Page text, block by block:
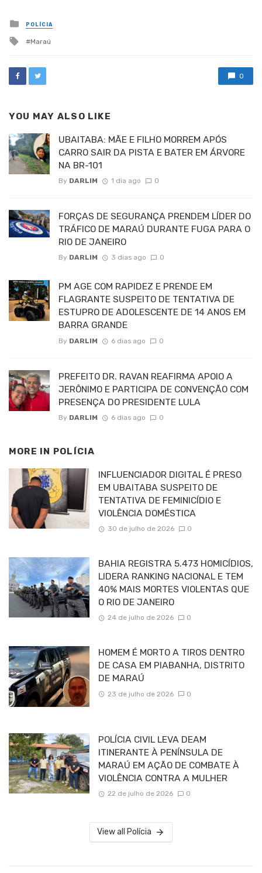
Posted
in
POLÍCIA
Tagged
Maraú
0
YOU MAY ALSO LIKE
UBAITABA: MÃE E FILHO MORREM APÓS
CARRO SAIR DA PISTA E BATER EM ÁRVORE
NA BR-101
By DARLIM 1 dia ago 0
FORÇAS DE SEGURANÇA PRENDEM LÍDER DO
TRÁFICO DE MARAÚ DURANTE FUGA PARA O
RIO DE JANEIRO
By DARLIM 3 dias ago 0
PM AGE COM RAPIDEZ E PRENDE EM
FLAGRANTE SUSPEITO DE TENTATIVA DE
ESTUPRO DE ADOLESCENTE DE 14 ANOS EM
BARRA GRANDE
By DARLIM 6 dias ago 0
PREFEITO DR. RAVAN REAFIRMA APOIO A
JERÔNIMO E PARTICIPA DE CONVENÇÃO COM
PRESENÇA DO PRESIDENTE LULA
By DARLIM 6 dias ago 0
MORE IN POLÍCIA
INFLUENCIADOR DIGITAL É PRESO
EM UBAITABA SUSPEITO DE
TENTATIVA DE FEMINICÍDIO E
VIOLÊNCIA DOMÉSTICA
30 de julho de 2026 0
BAHIA REGISTRA 5.473 HOMICÍDIOS,
LIDERA RANKING NACIONAL E TEM
40% MAIS MORTES VIOLENTAS QUE
O RIO DE JANEIRO
24 de julho de 2026 0
HOMEM É MORTO A TIROS DENTRO
DE CASA EM PIABANHA, DISTRITO
DE MARAÚ
23 de julho de 2026 0
POLÍCIA CIVIL LEVA DEAM
ITINERANTE À PENÍNSULA DE
MARAÚ EM AÇÃO DE COMBATE À
VIOLÊNCIA CONTRA A MULHER
22 de julho de 2026 0
View all Polícia